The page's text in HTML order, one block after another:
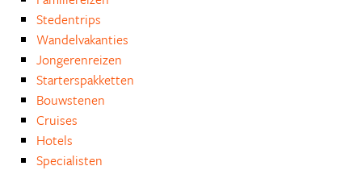
Stedentrips
Wandelvakanties
Jongerenreizen
Starterspakketten
Bouwstenen
Cruises
Hotels
Specialisten